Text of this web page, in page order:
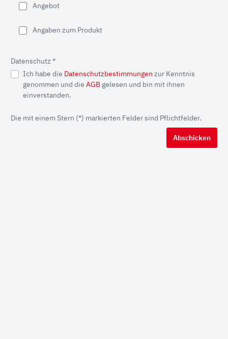
Angebot
Angaben zum Produkt
Datenschutz *
Ich habe die Datenschutzbestimmungen zur Kenntnis
genommen und die AGB gelesen und bin mit ihnen
einverstanden.
Die mit einem Stern (*) markierten Felder sind Pflichtfelder.
Abschicken